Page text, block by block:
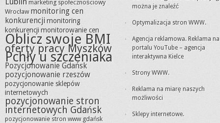
marketing społecznościowy
Wrocław monitoring cen
konkurencjimonitoring
konkurencjimonitorowanie cen
Oblicz swoje BMI
oferty pracy Myszków
Pchły u szczeniaka
Pozycjonowanie Gdańsk
pozycjonowanie rzeszów
pozycjonowanie sklepów
internetowych
pozycjonowanie stron
internetowych Gdańsk
pozycjonowanie stron www gdańsk
można je znaleźć
Optymalizacja stron WWW.
Agencja reklamowa. Reklama na
portalu YouTube – agencja
interaktywna Kielce
Strony WWW.
Reklama na miarę naszych
możliwości
Sklepy internetowe.